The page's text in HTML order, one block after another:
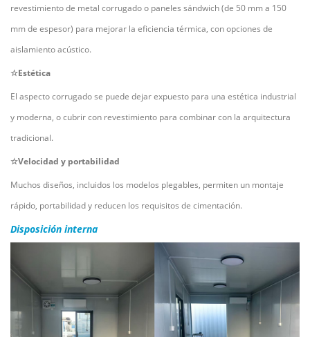
revestimiento de metal corrugado o paneles sándwich (de 50 mm a 150
mm de espesor) para mejorar la eficiencia térmica, con opciones de
aislamiento acústico.
☆Estética
El aspecto corrugado se puede dejar expuesto para una estética industrial
y moderna, o cubrir con revestimiento para combinar con la arquitectura
tradicional.
☆Velocidad y portabilidad
Muchos diseños, incluidos los modelos plegables, permiten un montaje
rápido, portabilidad y reducen los requisitos de cimentación.
Disposición interna